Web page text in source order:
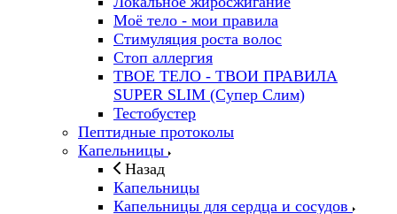
Моё тело - мои правила
Стимуляция роста волос
Стоп аллергия
ТВОЕ ТЕЛО - ТВОИ ПРАВИЛА
SUPER SLIM (Супер Слим)
Тестобустер
Пептидные протоколы
Капельницы
Назад
Капельницы
Капельницы для сердца и сосудов